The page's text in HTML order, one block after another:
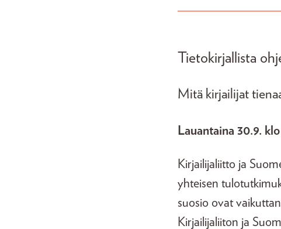
Tietokirjallista
Mitä kirjailijat
Lauantaina 30.9.
Kirjailijaliitto ja
yhteisen
suosio ovat
Kirjailijaliiton ja